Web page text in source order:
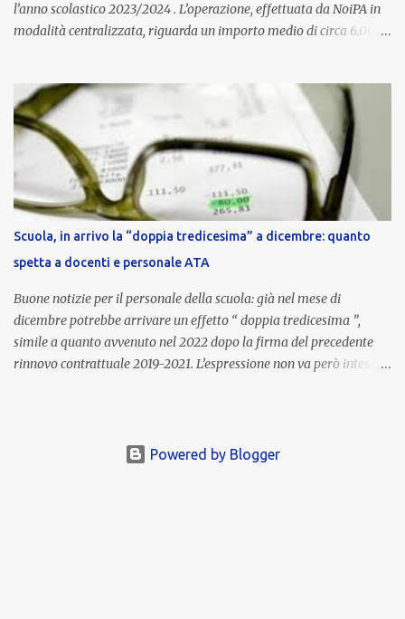
l’anno scolastico 2023/2024 . L’operazione, effettuata da NoiPA in
modalità centralizzata, riguarda un importo medio di circa 6.000
ordinaria di ottobre . Cos’è la retribuzione di risultato La
retribuzione di risultato rappresenta la parte variabile dello
stipendio dei dirigenti scolastici. Viene corrisposta per valorizzare
la qualità dell’attività svolta, la gestione delle risorse e il
raggiungimento degli obiettivi fissati dal Ministero dell’Istruzione
e del Merito (MIM) . Per l’anno scolastico 2023/2024, il MIM ha
completato la procedura di valutazione e trasmesso i dati a NoiPA,
che ha poi disposto la liquidazione automatica in busta paga . Gli
importi e le trattenute L’importo medio lordo riconosciuto è di 6....
Scuola, in arrivo la “doppia tredicesima” a dicembre: quanto
spetta a docenti e personale ATA
Buone notizie per il personale della scuola: già nel mese di
dicembre potrebbe arrivare un effetto “ doppia tredicesima ”,
simile a quanto avvenuto nel 2022 dopo la firma del precedente
rinnovo contrattuale 2019-2021. L’espressione non va però intesa in
un’integrazione straordinaria che, pur non raggiungendo l’importo
Powered by Blogger